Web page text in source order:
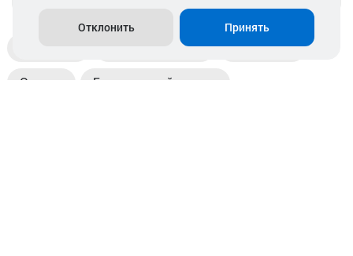
Пункты выдачи Магазины
Оплата Безналичный расчет
Отклонить Принять